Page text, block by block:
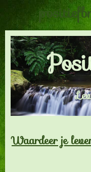
direct
naar
de
hoofdinhoud
Waardeer je